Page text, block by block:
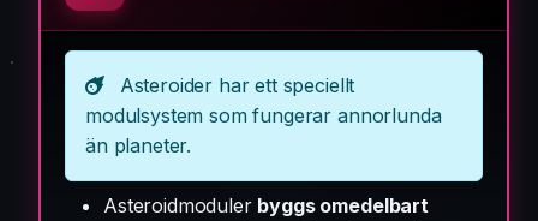
Asteroider har ett speciellt
modulsystem som fungerar annorlunda
än planeter.
Asteroidmoduler byggs omedelbart